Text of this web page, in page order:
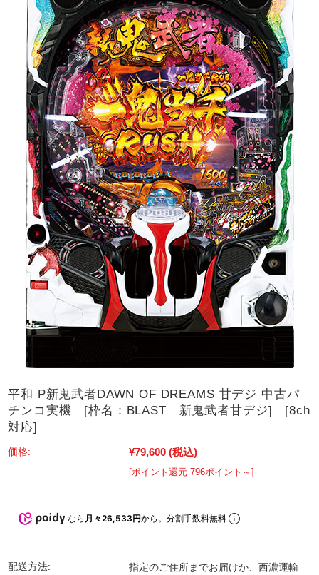
平和 P新鬼武者DAWN OF DREAMS 甘デジ 中古パ
チンコ実機 [枠名：BLAST 新鬼武者甘デジ] [8ch
対応]
価格: ¥79,600 (税込)
[ポイント還元 796ポイント～]
なら 月々26,533円から。分割手数料無料
配送方法:
指定のご住所までお届けか、西濃運輸